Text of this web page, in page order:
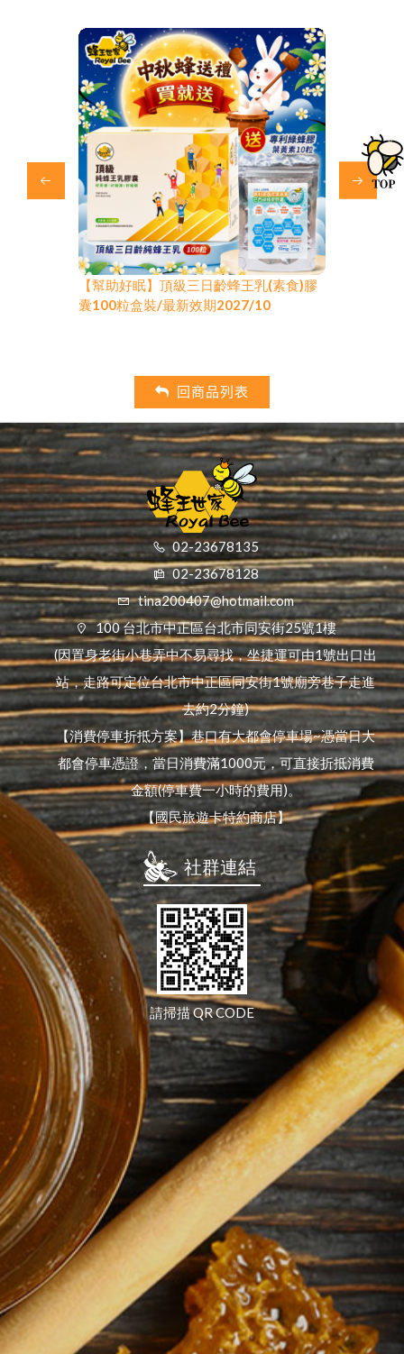
【幫助好眠】頂級三日齡蜂王乳(素食)膠
囊100粒盒裝/最新效期2027/10
頂級蜂王乳+日
回商品列表
02-23678135
02-23678128
tina200407@hotmail.com
100 台北市中正區台北市同安街25號1樓
(因置身老街小巷弄中不易尋找，坐捷運可由1號出口出
站，走路可定位台北市中正區同安街1號廟旁巷子走進
去約2分鐘)
【消費停車折抵方案】巷口有大都會停車場~憑當日大
都會停車憑證，當日消費滿1000元，可直接折抵消費
金額(停車費一小時的費用)。
【國民旅遊卡特約商店】
社群連結
請掃描 QR CODE